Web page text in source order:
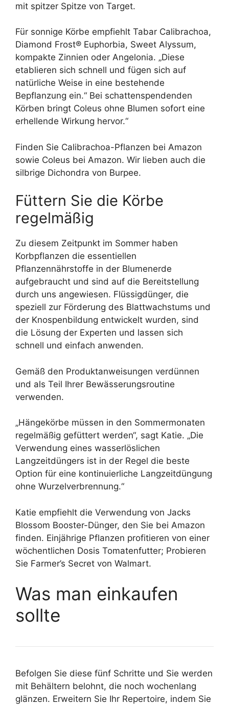
mit spitzer Spitze von Target.
Für sonnige Körbe empfiehlt Tabar Calibrachoa,
Diamond Frost® Euphorbia, Sweet Alyssum,
kompakte Zinnien oder Angelonia. „Diese
etablieren sich schnell und fügen sich auf
natürliche Weise in eine bestehende
Bepflanzung ein.“ Bei schattenspendenden
Körben bringt Coleus ohne Blumen sofort eine
erhellende Wirkung hervor.“
Finden Sie Calibrachoa-Pflanzen bei Amazon
sowie Coleus bei Amazon. Wir lieben auch die
silbrige Dichondra von Burpee.
Füttern Sie die Körbe
regelmäßig
Zu diesem Zeitpunkt im Sommer haben
Korbpflanzen die essentiellen
Pflanzennährstoffe in der Blumenerde
aufgebraucht und sind auf die Bereitstellung
durch uns angewiesen. Flüssigdünger, die
speziell zur Förderung des Blattwachstums und
der Knospenbildung entwickelt wurden, sind
die Lösung der Experten und lassen sich
schnell und einfach anwenden.
Gemäß den Produktanweisungen verdünnen
und als Teil Ihrer Bewässerungsroutine
verwenden.
„Hängekörbe müssen in den Sommermonaten
regelmäßig gefüttert werden“, sagt Katie. „Die
Verwendung eines wasserlöslichen
Langzeitdüngers ist in der Regel die beste
Option für eine kontinuierliche Langzeitdüngung
ohne Wurzelverbrennung.“
Katie empfiehlt die Verwendung von Jacks
Blossom Booster-Dünger, den Sie bei Amazon
finden. Einjährige Pflanzen profitieren von einer
wöchentlichen Dosis Tomatenfutter; Probieren
Sie Farmer’s Secret von Walmart.
Was man einkaufen
sollte
Befolgen Sie diese fünf Schritte und Sie werden
mit Behältern belohnt, die noch wochenlang
glänzen. Erweitern Sie Ihr Repertoire, indem Sie